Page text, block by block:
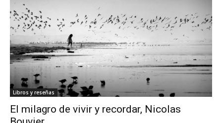
Libros y reseñas
El milagro de vivir y recordar, Nicolas